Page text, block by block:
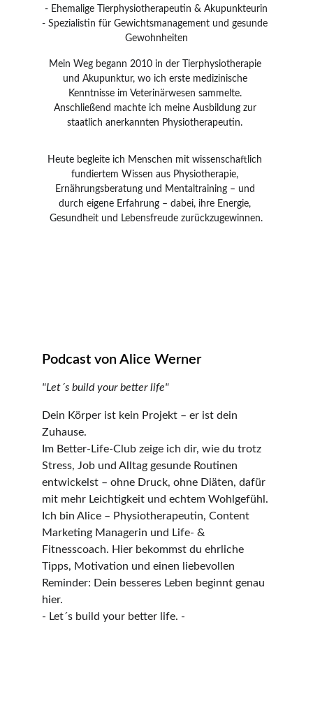
- Ehemalige Tierphysiotherapeutin & Akupunkteurin
- Spezialistin für Gewichtsmanagement und gesunde
Gewohnheiten
Mein Weg begann 2010 in der Tierphysiotherapie
und Akupunktur, wo ich erste medizinische
Kenntnisse im Veterinärwesen sammelte.
Anschließend machte ich meine Ausbildung zur
staatlich anerkannten Physiotherapeutin.
Heute begleite ich Menschen mit wissenschaftlich
fundiertem Wissen aus Physiotherapie,
Ernährungsberatung und Mentaltraining – und
durch eigene Erfahrung – dabei, ihre Energie,
Gesundheit und Lebensfreude zurückzugewinnen.
Podcast von Alice Werner
Dein Körper ist kein Projekt – er ist dein
Zuhause.
Im Better-Life-Club zeige ich dir, wie du trotz
Stress, Job und Alltag gesunde Routinen
entwickelst – ohne Druck, ohne Diäten, dafür
mit mehr Leichtigkeit und echtem Wohlgefühl.
Ich bin Alice – Physiotherapeutin, Content
Marketing Managerin und Life- &
Fitnesscoach. Hier bekommst du ehrliche
Tipps, Motivation und einen liebevollen
Reminder: Dein besseres Leben beginnt genau
hier.
- Let´s build your better life. -
"Let´s build your better life"